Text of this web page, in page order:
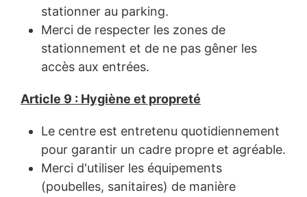
stationner au parking.
Merci de respecter les zones de
stationnement et de ne pas gêner les
accès aux entrées.
Article 9 : Hygiène et propreté
Le centre est entretenu quotidiennement
pour garantir un cadre propre et agréable.
Merci d'utiliser les équipements
(poubelles, sanitaires) de manière